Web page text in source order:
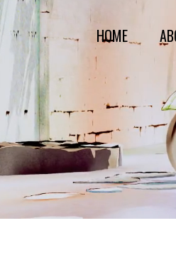
HOME